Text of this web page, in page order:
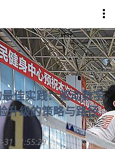
佳实践：驱动数字
升级的策略与路径
31 11:55:29